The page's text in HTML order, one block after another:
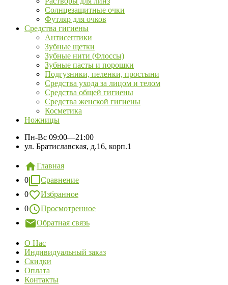
Солнцезащитные очки
Футляр для очков
Средства гигиены
Антисептики
Зубные щетки
Зубные нити (Флоссы)
Зубные пасты и порошки
Подгузники, пеленки, простыни
Средства ухода за лицом и телом
Средства общей гигиены
Средства женской гигиены
Косметика
Ножницы
Пн-Вс 09:00—21:00
ул. Братиславская, д.16, корп.1
Главная
0
Сравнение
0
Избранное
0
Просмотренное
Обратная связь
О Нас
Индивидуальный заказ
Скидки
Оплата
Контакты